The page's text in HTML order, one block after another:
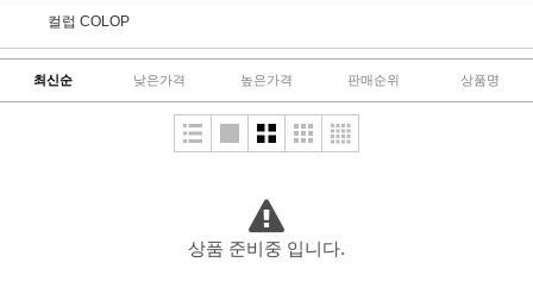
컬럽 COLOP
최신순 낮은가격 높은가격 판매순위 상품명
상품 준비중 입니다.